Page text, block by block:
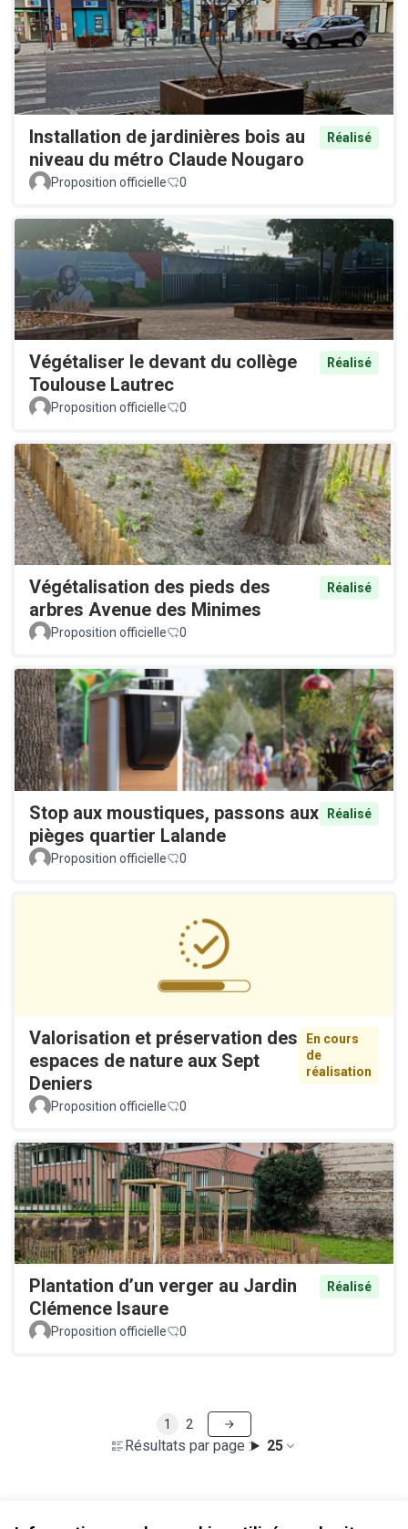
Installation de jardinières bois au
niveau du métro Claude Nougaro
Réalisé
Proposition officielle 0
Végétaliser le devant du collège
Toulouse Lautrec
Réalisé
Proposition officielle 0
Végétalisation des pieds des
arbres Avenue des Minimes
Réalisé
Proposition officielle 0
Stop aux moustiques, passons aux
pièges quartier Lalande
Réalisé
Proposition officielle 0
Valorisation et préservation des
espaces de nature aux Sept
Deniers
En cours
de
réalisation
Proposition officielle 0
Plantation d’un verger au Jardin
Clémence Isaure
Réalisé
Proposition officielle 0
Résultats par page : 25
1 2